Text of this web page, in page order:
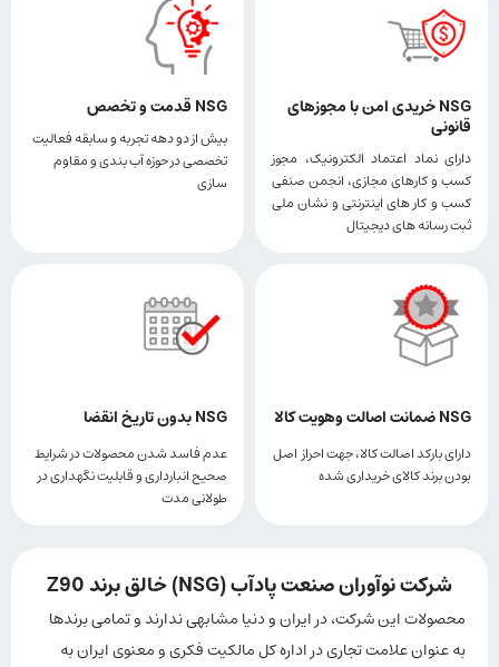
NSG خریدی امن با مجوزهای
قانونی
دارای نماد اعتماد الکترونیک، مجوز
کسب و کارهای مجازی، انجمن صنفی
کسب و کار های اینترنتی و نشان ملی
ثبت رسانه های دیجیتال
NSG قدمت و تخصص
بیش از دو دهه تجربه و سابقه فعالیت
تخصصی در حوزه آب بندی و مقاوم
سازی
NSG ضمانت اصالت وهویت کالا
دارای بارکد اصالت کالا، جهت احراز اصل
بودن برند کالای خریداری شده
NSG بدون تاریخ انقضا
عدم فاسد شدن محصولات در شرایط
صحیح انبارداری و قابلیت نگهداری در
طولانی مدت
شرکت نوآوران صنعت پادآب (NSG) خالق برند Z90
محصولات این شرکت، در ایران و دنیا مشابهی ندارند و تمامی برندها
به عنوان علامت تجاری در اداره کل مالکیت فکری و معنوی ایران به